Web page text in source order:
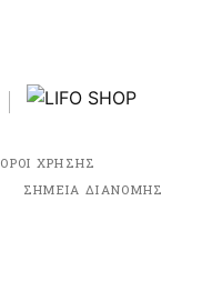
ΟΡΟΙ ΧΡΗΣΗΣ
ΣΗΜΕΙΑ ΔΙΑΝΟΜΗΣ